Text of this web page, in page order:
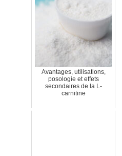
Avantages, utilisations,
posologie et effets
secondaires de la L-
carnitine